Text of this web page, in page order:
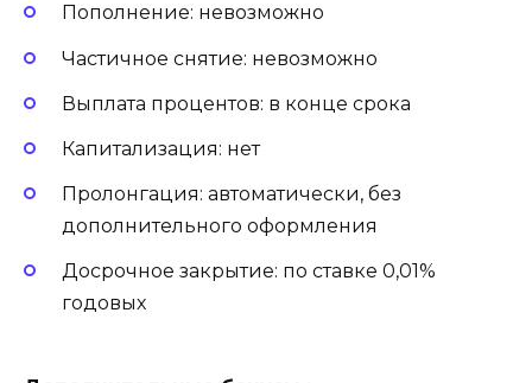
Пополнение: невозможно
Частичное снятие: невозможно
Выплата процентов: в конце срока
Капитализация: нет
Пролонгация: автоматически, без
дополнительного оформления
Досрочное закрытие: по ставке 0,01%
годовых